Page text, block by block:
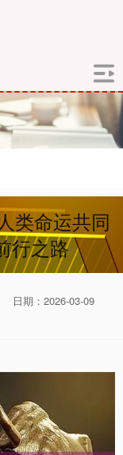
类命运共同
行之路
日期：2026-03-09